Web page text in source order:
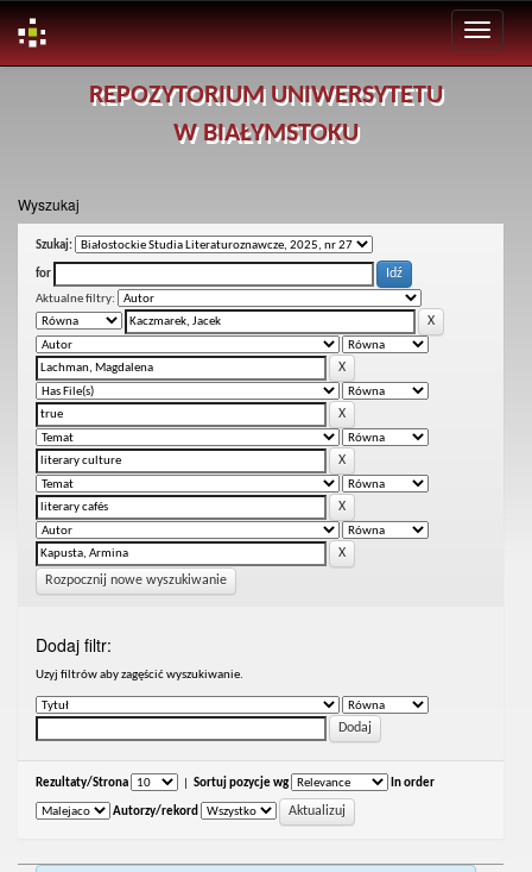
REPOZYTORIUM UNIWERSYTETU
W BIAŁYMSTOKU
Wyszukaj
Szukaj:
for
Aktualne filtry:
Rozpocznij nowe wyszukiwanie
Dodaj filtr:
Uzyj filtrów aby zagęścić wyszukiwanie.
Rezultaty/Strona Sortuj pozycje wg In order
Autorzy/rekord